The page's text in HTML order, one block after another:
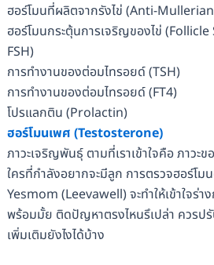
ฮอร์โมนที่ผลิตจากรังไข่ (Anti-
ฮอร์โมนกระตุ้นการเจริญของไข่
FSH)
การทำงานของต่อมไทรอยด์ (TSH)
การทำงานของต่อมไทรอยด์ (FT4)
โปรแลกติน (Prolactin)
ฮอร์โมนเพศ (Testosterone)
ภาวะเจริญพันธุ์ ตามที่เราเข้าใจคือ ภาวะ
ใครที่กำลังอยากจะมีลูก การตรวจฮอร์โม
Yesmom (Leevawell) จะทำให้เข้าใจร่า
พร้อมมั้ย ติดปัญหาตรงไหนรึเปล่า ควรปรั
เพิ่มเติมยังไงได้บ้าง